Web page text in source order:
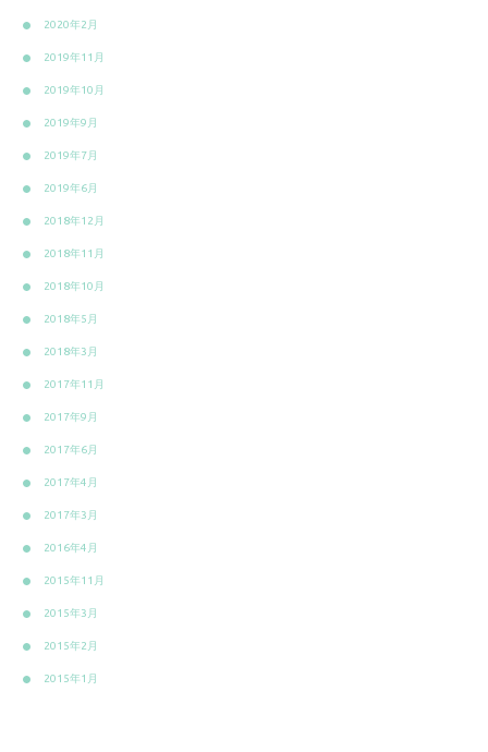
2020年2月
2019年11月
2019年10月
2019年9月
2019年7月
2019年6月
2018年12月
2018年11月
2018年10月
2018年5月
2018年3月
2017年11月
2017年9月
2017年6月
2017年4月
2017年3月
2016年4月
2015年11月
2015年3月
2015年2月
2015年1月